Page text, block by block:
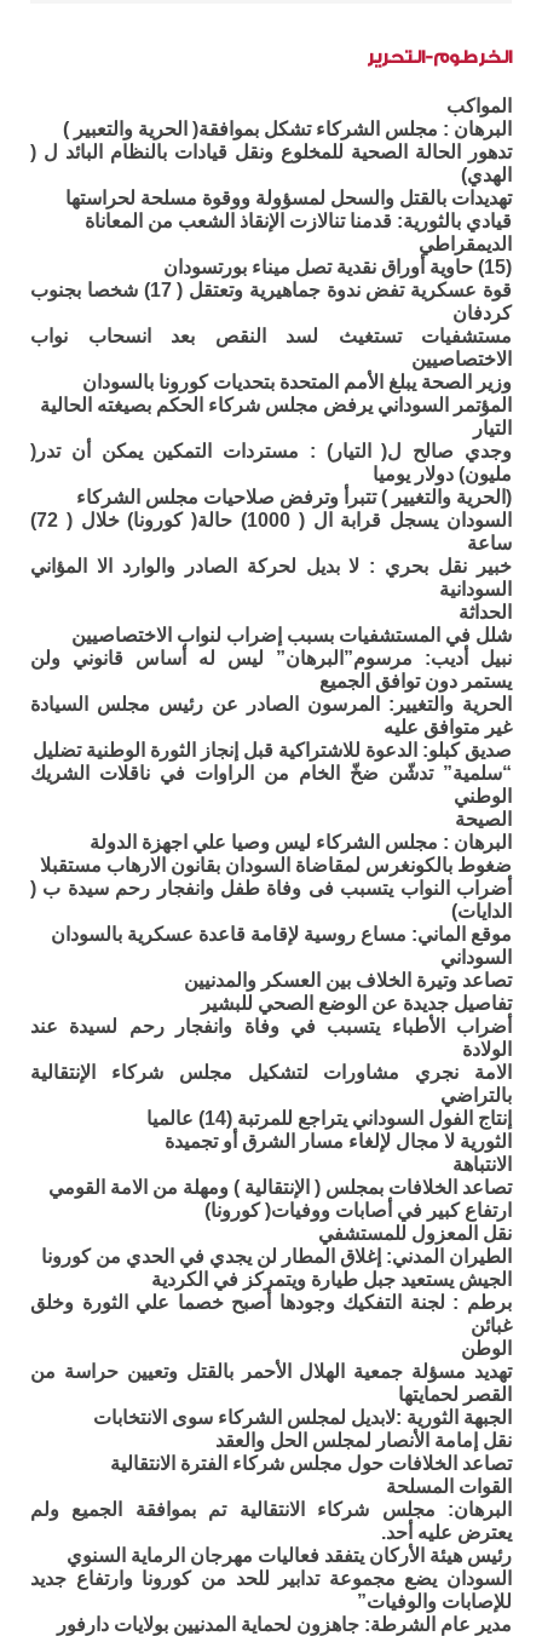
الخرطوم-التحرير
المواكب
البرهان : مجلس الشركاء تشكل بموافقة( الحرية والتعبير )
تدهور الحالة الصحية للمخلوع ونقل قيادات بالنظام البائد ل (
الهدي)
تهديدات بالقتل والسحل لمسؤولة ووقوة مسلحة لحراستها
قيادي بالثورية: قدمنا تنالازت الإنقاذ الشعب من المعاناة
الديمقراطي
(15) حاوية أوراق نقدية تصل ميناء بورتسودان
قوة عسكرية تفض ندوة جماهيرية وتعتقل ( 17) شخصا بجنوب
كردفان
مستشفيات تستغيث لسد النقص بعد انسحاب نواب
الاختصاصيين
وزير الصحة يبلغ الأمم المتحدة بتحديات كورونا بالسودان
المؤتمر السوداني يرفض مجلس شركاء الحكم بصيغته الحالية
التيار
وجدي صالح ل( التيار) : مستردات التمكين يمكن أن تدر(
مليون) دولار يوميا
(الحرية والتغيير ) تتبرأ وترفض صلاحيات مجلس الشركاء
السودان يسجل قرابة ال ( 1000) حالة( كورونا) خلال ( 72)
ساعة
خبير نقل بحري : لا بديل لحركة الصادر والوارد الا المؤاني
السودانية
الحداثة
شلل في المستشفيات بسبب إضراب لنواب الاختصاصيين
نبيل أديب: مرسوم”البرهان” ليس له أساس قانوني ولن
يستمر دون توافق الجميع
الحرية والتغيير: المرسون الصادر عن رئيس مجلس السيادة
غير متوافق عليه
صديق كبلو: الدعوة للاشتراكية قبل إنجاز الثورة الوطنية تضليل
“سلمية” تدشّن ضخّ الخام من الراوات في ناقلات الشريك
الوطني
الصيحة
البرهان : مجلس الشركاء ليس وصيا علي اجهزة الدولة
ضغوط بالكونغرس لمقاضاة السودان بقانون الارهاب مستقبلا
أضراب النواب يتسبب فى وفاة طفل وانفجار رحم سيدة ب (
الدايات)
موقع الماني: مساع روسية لإقامة قاعدة عسكرية بالسودان
السوداني
تصاعد وتيرة الخلاف بين العسكر والمدنيين
تفاصيل جديدة عن الوضع الصحي للبشير
أضراب الأطباء يتسبب في وفاة وانفجار رحم لسيدة عند
الولادة
الامة نجري مشاورات لتشكيل مجلس شركاء الإنتقالية
بالتراضي
إنتاج الفول السوداني يتراجع للمرتبة (14) عالميا
الثورية لا مجال لإلغاء مسار الشرق أو تجميدة
الانتباهة
تصاعد الخلافات بمجلس ( الإنتقالية ) ومهلة من الامة القومي
ارتفاع كبير في أصابات ووفيات( كورونا)
نقل المعزول للمستشفي
الطيران المدني: إغلاق المطار لن يجدي في الحدي من كورونا
الجيش يستعيد جبل طيارة ويتمركز في الكردية
برطم : لجنة التفكيك وجودها أصبح خصما علي الثورة وخلق
غبائن
الوطن
تهديد مسؤلة جمعية الهلال الأحمر بالقتل وتعيين حراسة من
القصر لحمايتها
الجبهة الثورية :لابديل لمجلس الشركاء سوى الانتخابات
نقل إمامة الأنصار لمجلس الحل والعقد
تصاعد الخلافات حول مجلس شركاء الفترة الانتقالية
القوات المسلحة
البرهان: مجلس شركاء الانتقالية تم بموافقة الجميع ولم
يعترض عليه أحد.
رئيس هيئة الأركان يتفقد فعاليات مهرجان الرماية السنوي
السودان يضع مجموعة تدابير للحد من كورونا وارتفاع جديد
للإصابات والوفيات”
مدير عام الشرطة: جاهزون لحماية المدنيين بولايات دارفور